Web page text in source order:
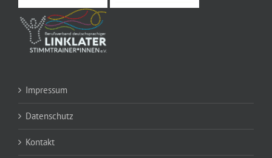
Impressum
Datenschutz
Kontakt